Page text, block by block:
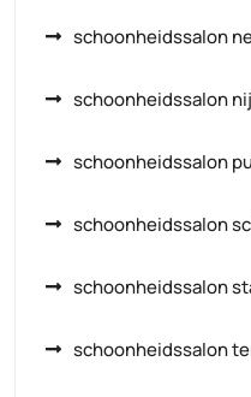
schoonheidssalon
schoonheidssalon
schoonheidssalon
schoonheidssalon
schoonheidssalon
schoonheidssalon